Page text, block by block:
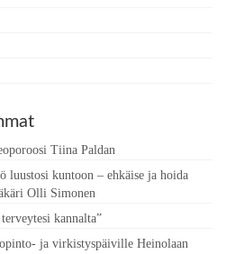
Tiina Paldan
luustosi kuntoon – ehkäise ja hoida
Olli Simonen
kannalta”
ja virkistyspäiville Heinolaan